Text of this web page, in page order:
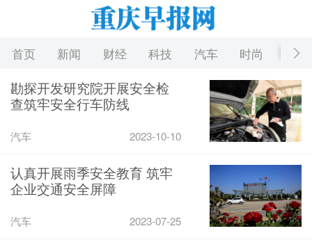
首页 新闻 财经 科技 汽车 时尚 游戏
勘探开发研究院开展安全检
查筑牢安全行车防线
2023-10-10
汽车
认真开展雨季安全教育 筑牢
企业交通安全屏障
2023-07-25
汽车